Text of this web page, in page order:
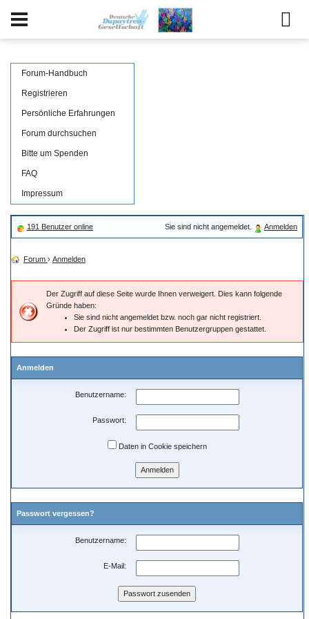
Forum-Handbuch
Registrieren
Persönliche Erfahrungen
Forum durchsuchen
Bitte um Spenden
FAQ
Impressum
191 Benutzer online Sie sind nicht angemeldet. Anmelden
Forum › Anmelden
Der Zugriff auf diese Seite wurde Ihnen verweigert. Dies kann folgende
Gründe haben:
Sie sind nicht angemeldet bzw. noch gar nicht registriert.
Der Zugriff ist nur bestimmten Benutzergruppen gestattet.
Anmelden
Benutzername:
Passwort:
Daten in Cookie speichern
Passwort vergessen?
Benutzername:
E-Mail: